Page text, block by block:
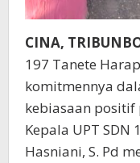
CINA,
197 Tanete
komitmennya
kebiasaan
Kepala UPT SDN
Hasniani, S. Pd